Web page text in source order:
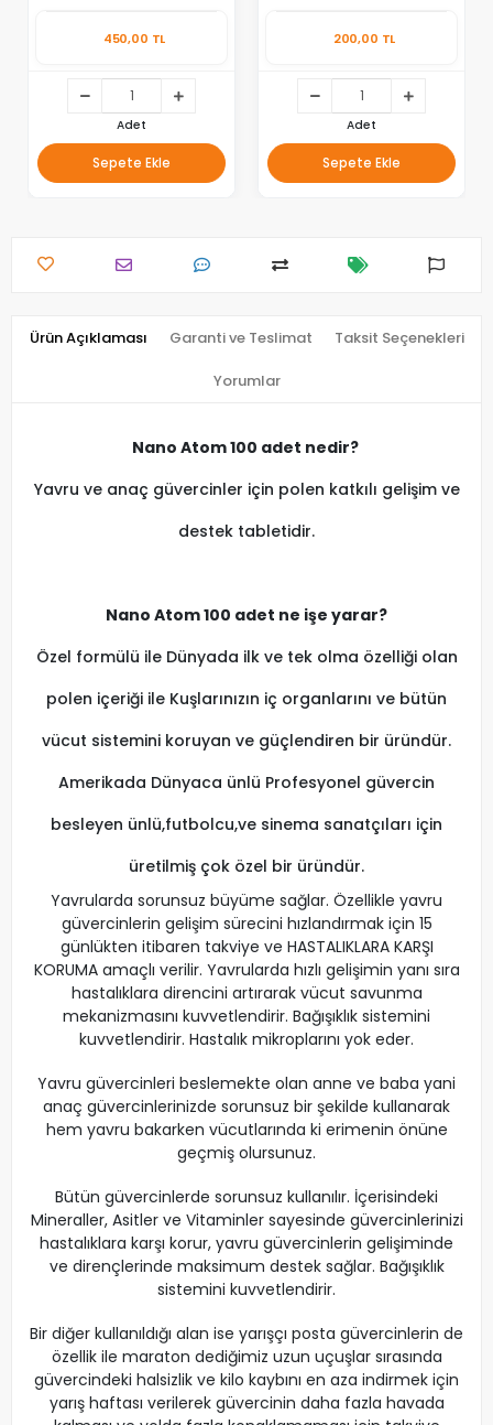
450,00 TL
Adet
Sepete Ekle
200,00 TL
Adet
Sepete Ekle
Ürün Açıklaması Garanti ve Teslimat Taksit Seçenekleri
Yorumlar
Nano Atom 100 adet nedir?
Yavru ve anaç güvercinler için polen katkılı gelişim ve
destek tabletidir.
Nano Atom 100 adet ne işe yarar?
Özel formülü ile Dünyada ilk ve tek olma özelliği olan
polen içeriği ile Kuşlarınızın iç organlarını ve bütün
vücut sistemini koruyan ve güçlendiren bir üründür.
Amerikada Dünyaca ünlü Profesyonel güvercin
besleyen ünlü,futbolcu,ve sinema sanatçıları için
üretilmiş çok özel bir üründür.
Yavrularda sorunsuz büyüme sağlar. Özellikle yavru
güvercinlerin gelişim sürecini hızlandırmak için 15
günlükten itibaren takviye ve HASTALIKLARA KARŞI
KORUMA amaçlı verilir. Yavrularda hızlı gelişimin yanı sıra
hastalıklara direncini artırarak vücut savunma
mekanizmasını kuvvetlendirir. Bağışıklık sistemini
kuvvetlendirir. Hastalık mikroplarını yok eder.
Yavru güvercinleri beslemekte olan anne ve baba yani
anaç güvercinlerinizde sorunsuz bir şekilde kullanarak
hem yavru bakarken vücutlarında ki erimenin önüne
geçmiş olursunuz.
Bütün güvercinlerde sorunsuz kullanılır. İçerisindeki
Mineraller, Asitler ve Vitaminler sayesinde güvercinlerinizi
hastalıklara karşı korur, yavru güvercinlerin gelişiminde
ve dirençlerinde maksimum destek sağlar. Bağışıklık
sistemini kuvvetlendirir.
Bir diğer kullanıldığı alan ise yarışçı posta güvercinlerin de
özellik ile maraton dediğimiz uzun uçuşlar sırasında
güvercindeki halsizlik ve kilo kaybını en aza indirmek için
yarış haftası verilerek güvercinin daha fazla havada